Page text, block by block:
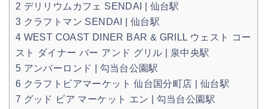
2 デリリウムカフェ SENDAI | 仙台駅
3 クラフトマン SENDAI | 仙台駅
4 WEST COAST DINER BAR & GRILL ウェスト コー
スト ダイナー バー アンド グリル | 泉中央駅
5 アンバーロンド | 勾当台公園駅
6 クラフトビアマーケット 仙台国分町店 | 仙台駅
7 グッド ビア マーケット エン | 勾当台公園駅